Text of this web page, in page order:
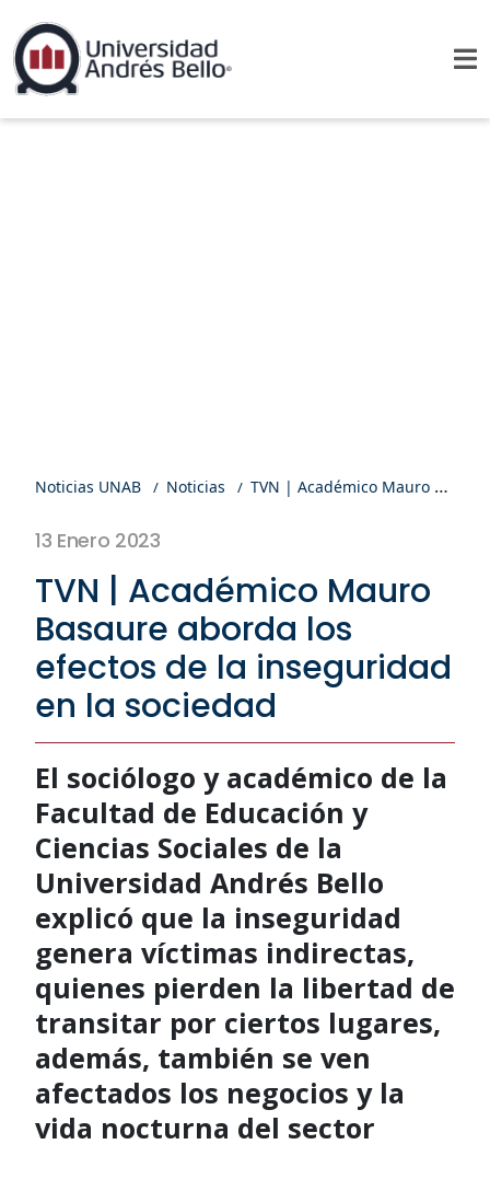
Noticias UNAB Noticias TVN | Académico Mauro Basaure aborda los efectos de la inseguridad en la sociedad
13 Enero 2023
TVN | Académico Mauro
Basaure aborda los
efectos de la inseguridad
en la sociedad
El sociólogo y académico de la
Facultad de Educación y
Ciencias Sociales de la
Universidad Andrés Bello
explicó que la inseguridad
genera víctimas indirectas,
quienes pierden la libertad de
transitar por ciertos lugares,
además, también se ven
afectados los negocios y la
vida nocturna del sector